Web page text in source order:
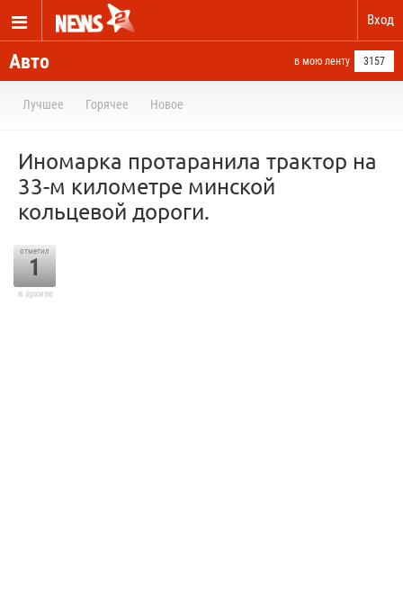
Вход
Авто в мою ленту 3157
Лучшее Горячее Новое
Иномарка протаранила трактор на
33-м километре минской
кольцевой дороги.
отметил
1
в архиве